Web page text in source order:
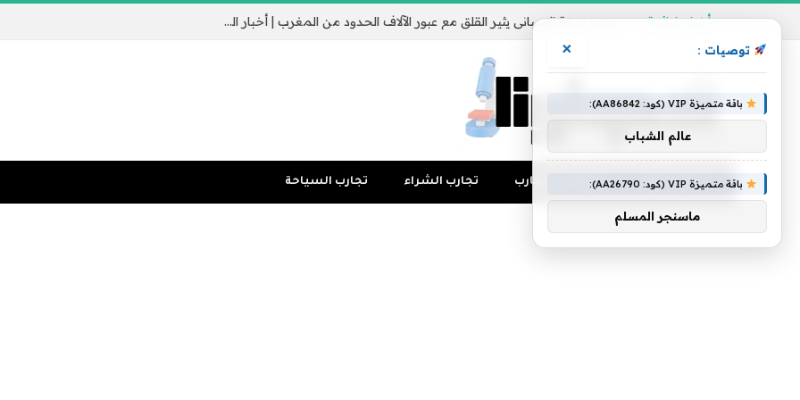
أخبار شائعة جيب سبتة الإسباني يثير القلق مع عبور الآلاف الحدود من المغرب | أخبار الهجرة
تجارب المال منوعات التجارب تجارب الشراء تجارب السياحة
توصيات : ×
باقة متميزة VIP (كود: AA86842):
عالم الشباب
باقة متميزة VIP (كود: AA26790):
ماسنجر المسلم